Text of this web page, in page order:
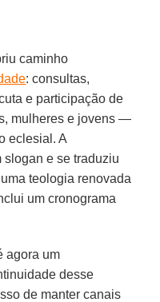
caminho
: consultas,
e participação de
mulheres e jovens —
eclesial. A
e se traduziu
teologia renovada
um cronograma
agora um
desse
de manter canais